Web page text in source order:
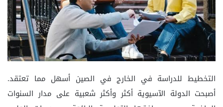
التخطيط للدراسة في الخارج في الصين أسهل مما تعتقد.
أصبحت الدولة الآسيوية أكثر وأكثر شعبية على مدار السنوات